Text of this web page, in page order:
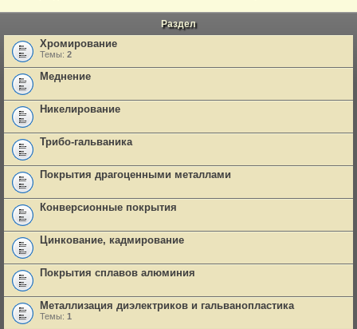
Раздел
Хромирование
Темы: 2
Меднение
Никелирование
Трибо-гальваника
Покрытия драгоценными металлами
Конверсионные покрытия
Цинкование, кадмирование
Покрытия сплавов алюминия
Металлизация диэлектриков и гальванопластика
Темы: 1